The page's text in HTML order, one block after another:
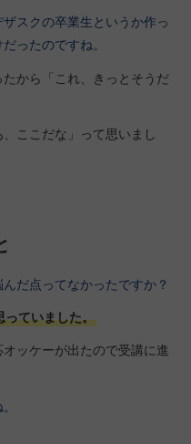
スクの卒業生というか作っ
ったのですね。
から「これ、きっとそうだ
ここだな」って思いまし
だ点ってなかったですか？
っていました。
ッケーが出たので受講に進